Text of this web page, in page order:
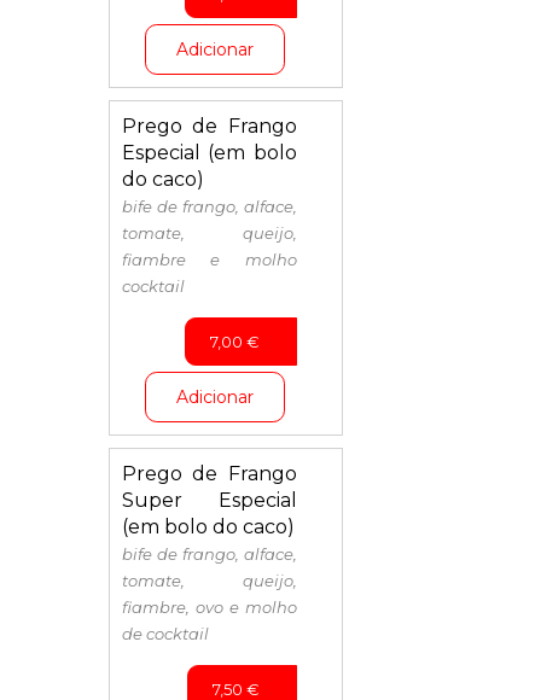
Adicionar
Prego de Frango
Especial (em bolo
do caco)
bife de frango, alface,
tomate, queijo,
fiambre e molho
cocktail
7,00 €
Adicionar
Prego de Frango
Super Especial
(em bolo do caco)
bife de frango, alface,
tomate, queijo,
fiambre, ovo e molho
de cocktail
7,50 €